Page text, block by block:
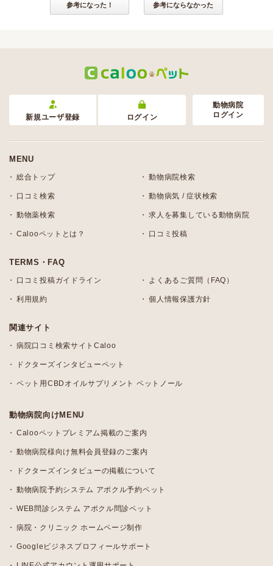
参考になった！ 参考にならなかった
新規ユーザ登録 ログイン
動物病院
ログイン
MENU
総合トップ 動物病院検索
口コミ検索 動物病気 / 症状検索
動物薬検索 求人を募集している動物病院
Calooペットとは？ 口コミ投稿
TERMS・FAQ
口コミ投稿ガイドライン よくあるご質問（FAQ）
利用規約 個人情報保護方針
関連サイト
病院口コミ検索サイトCaloo
ドクターズインタビューペット
ペット用CBDオイルサプリメント ペットノール
動物病院向けMENU
Calooペットプレミアム掲載のご案内
動物病院様向け無料会員登録のご案内
ドクターズインタビューの掲載について
動物病院予約システム アポクル予約ペット
WEB問診システム アポクル問診ペット
病院・クリニック ホームページ制作
Googleビジネスプロフィールサポート